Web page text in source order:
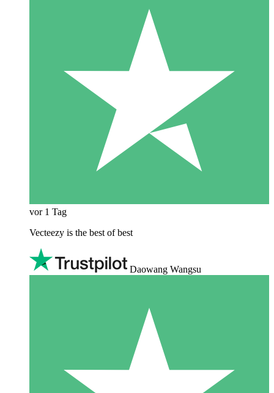
vor 1 Tag
Vecteezy is the best of best
Daowang Wangsu